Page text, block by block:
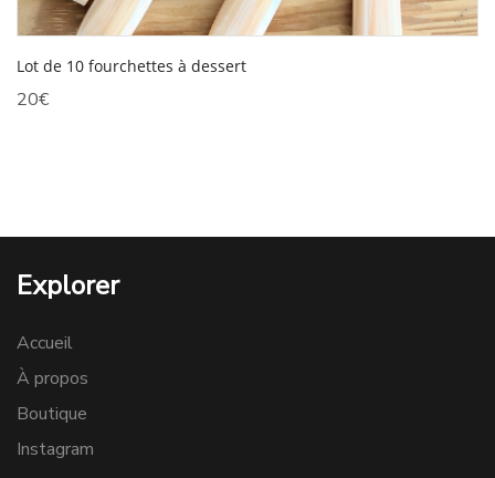
Lot de 10 fourchettes à dessert
20€
Explorer
Accueil
À propos
Boutique
Instagram